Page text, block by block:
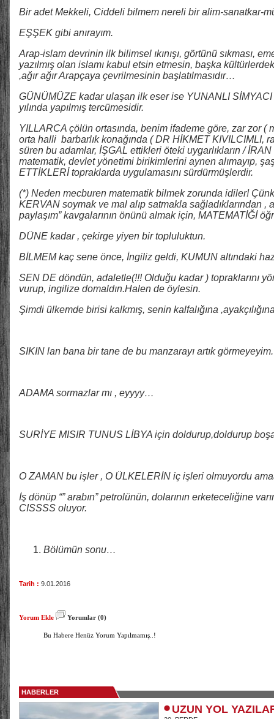
Bir adet Mekkeli, Ciddeli bilmem nereli bir alim-sanatkar-
EŞŞEK gibi anırayım.
Arap-islam devrinin ilk bilimsel ıkınışı, görtünü sıkması,
yazılmış olan islamı kabul etsin etmesin, başka
,ağır ağır Arapçaya çevrilmesinin başlatılmasıdır…
GÜNÜMÜZE kadar ulaşan ilk eser ise YUNANLI SİMYACI
yılında yapılmış tercümesidir.
YILLARCA çölün ortasında, benim ifademe göre, zar zor (
orta halli barbarlık konağında ( DR HİKMET KIVILCIMLI,
süren bu adamlar, İŞGAL ettikleri öteki uygarlıkların /
matematik, devlet yönetimi birikimlerini aynen alımayıp,
ETTİKLERİ topraklarda uygulamasını sürdürmüşlerdir.
(*) Neden mecburen matematik bilmek zorunda idiler!
KERVAN soymak ve mal alıp satmakla sağladıklarından ,
paylaşım” kavgalarının önünü almak için, MATEMATİĞİ
DÜNE kadar , çekirge yiyen bir topluluktun.
BİLMEM kaç sene önce, İngiliz geldi, KUMUN altındaki
SEN DE döndün, adaletle(!!! Olduğu kadar ) topraklarını
vurup, ingilize domaldın.Halen de öylesin.
Şimdi ülkemde birisi kalkmış, senin kalfalığına
SIKIN lan bana bir tane de bu manzarayı artık görmeyeyim.
ADAMA sormazlar mı , eyyyy…
SURİYE MISIR TUNUS LİBYA için doldurup,doldurup
O ZAMAN bu işler , O ÜLKELERİN iç işleri olmuyordu
İş dönüp “” arabın” petrolünün, dolarının erketeceliğine
CISSSS oluyor.
Bölümün sonu…
Tarih : 9.01.2016
Yorum Ekle Yorumlar (0)
Bu Habere Henüz Yorum Yapılmamış..!
HABERLER
UZUN YOL